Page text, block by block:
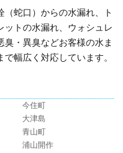
蛇口）からの水漏れ、ト
ットの水漏れ、ウォシュレ
臭・異臭などお客様の水ま
幅広く対応しています。
今住町
大津島
青山町
浦山開作